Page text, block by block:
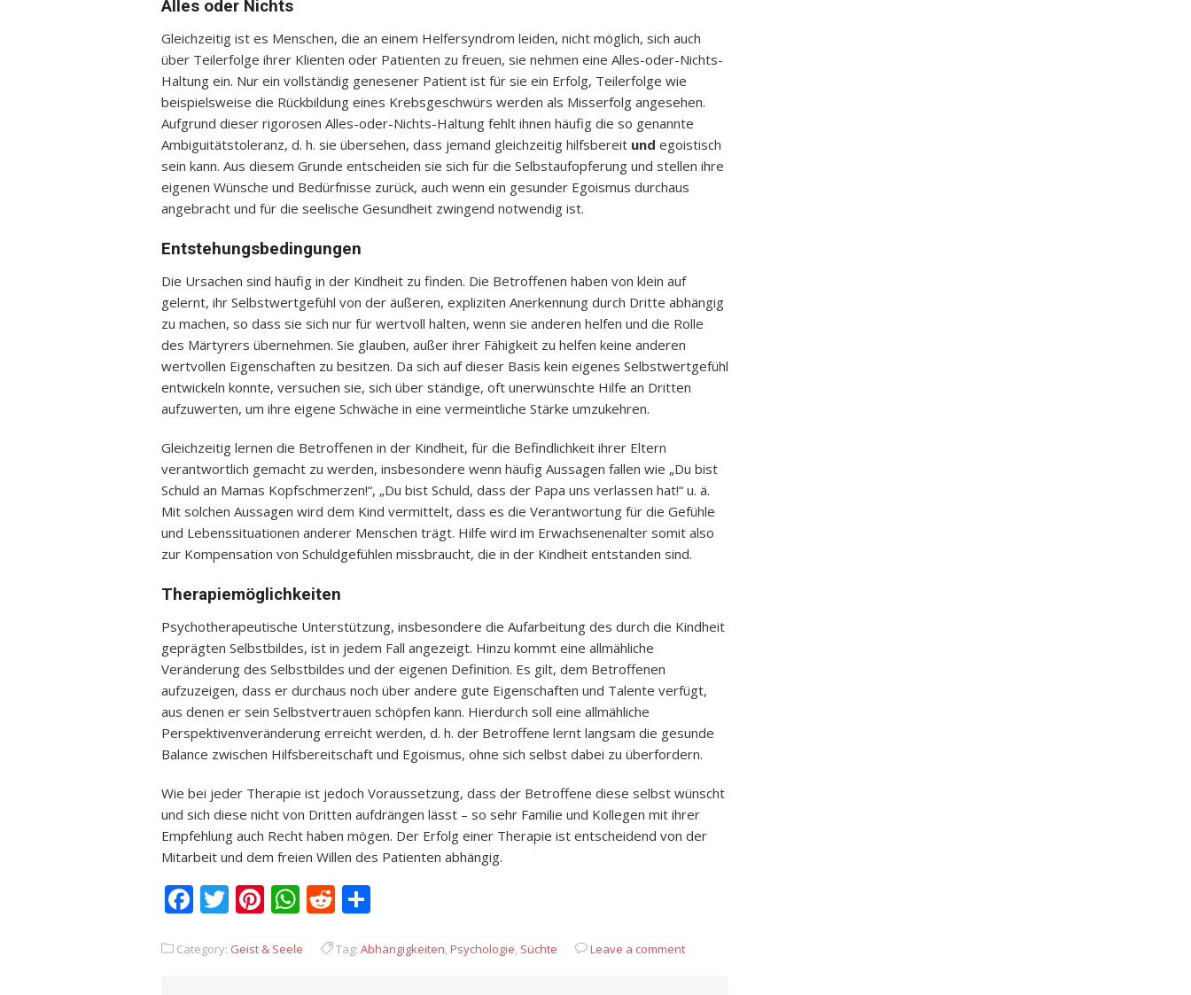
Alles oder Nichts
Gleichzeitig ist es Menschen, die an einem Helfersyndrom leiden, nicht möglich, sich auch
über Teilerfolge ihrer Klienten oder Patienten zu freuen, sie nehmen eine Alles-oder-Nichts-
Haltung ein. Nur ein vollständig genesener Patient ist für sie ein Erfolg, Teilerfolge wie
beispielsweise die Rückbildung eines Krebsgeschwürs werden als Misserfolg angesehen.
Aufgrund dieser rigorosen Alles-oder-Nichts-Haltung fehlt ihnen häufig die so genannte
Ambiguitätstoleranz, d. h. sie übersehen, dass jemand gleichzeitig hilfsbereit und egoistisch
sein kann. Aus diesem Grunde entscheiden sie sich für die Selbstaufopferung und stellen ihre
eigenen Wünsche und Bedürfnisse zurück, auch wenn ein gesunder Egoismus durchaus
angebracht und für die seelische Gesundheit zwingend notwendig ist.
Entstehungsbedingungen
Die Ursachen sind häufig in der Kindheit zu finden. Die Betroffenen haben von klein auf
gelernt, ihr Selbstwertgefühl von der äußeren, expliziten Anerkennung durch Dritte abhängig
zu machen, so dass sie sich nur für wertvoll halten, wenn sie anderen helfen und die Rolle
des Märtyrers übernehmen. Sie glauben, außer ihrer Fähigkeit zu helfen keine anderen
wertvollen Eigenschaften zu besitzen. Da sich auf dieser Basis kein eigenes Selbstwertgefühl
entwickeln konnte, versuchen sie, sich über ständige, oft unerwünschte Hilfe an Dritten
aufzuwerten, um ihre eigene Schwäche in eine vermeintliche Stärke umzukehren.
Gleichzeitig lernen die Betroffenen in der Kindheit, für die Befindlichkeit ihrer Eltern
verantwortlich gemacht zu werden, insbesondere wenn häufig Aussagen fallen wie „Du bist
Schuld an Mamas Kopfschmerzen!“, „Du bist Schuld, dass der Papa uns verlassen hat!“ u. ä.
Mit solchen Aussagen wird dem Kind vermittelt, dass es die Verantwortung für die Gefühle
und Lebenssituationen anderer Menschen trägt. Hilfe wird im Erwachsenenalter somit also
zur Kompensation von Schuldgefühlen missbraucht, die in der Kindheit entstanden sind.
Therapiemöglichkeiten
Psychotherapeutische Unterstützung, insbesondere die Aufarbeitung des durch die Kindheit
geprägten Selbstbildes, ist in jedem Fall angezeigt. Hinzu kommt eine allmähliche
Veränderung des Selbstbildes und der eigenen Definition. Es gilt, dem Betroffenen
aufzuzeigen, dass er durchaus noch über andere gute Eigenschaften und Talente verfügt,
aus denen er sein Selbstvertrauen schöpfen kann. Hierdurch soll eine allmähliche
Perspektivenveränderung erreicht werden, d. h. der Betroffene lernt langsam die gesunde
Balance zwischen Hilfsbereitschaft und Egoismus, ohne sich selbst dabei zu überfordern.
Wie bei jeder Therapie ist jedoch Voraussetzung, dass der Betroffene diese selbst wünscht
und sich diese nicht von Dritten aufdrängen lässt – so sehr Familie und Kollegen mit ihrer
Empfehlung auch Recht haben mögen. Der Erfolg einer Therapie ist entscheidend von der
Mitarbeit und dem freien Willen des Patienten abhängig.
Facebook
Twitter
Pinterest
WhatsApp
Reddit
Category: Geist & Seele Tag: Abhängigkeiten,Psychologie, Süchte Leave a comment